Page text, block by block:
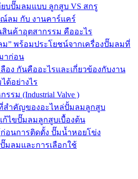
ยบปั๊มลมแบบ ลูกสูบ VS สกรู
ลม กับ งานคาร์แคร์
สินค้าอุตสากรรม คืออะไร
ม” พร้อมประโยชน์จากเครื่องปั๊มลมที่
าก่อน
อง กันคืออะไรและเกี่ยวข้องกับงาน
ด้อย่างไร
รม (Industrial Valve )
สำคัญของอะไหล่ปั้มลมลูกสูบ
ก้ไขปั๊มลมลูกสูบเบื้องต้น
อนการติดตั้ง ปั๊มน้ำหอยโข่ง
มลมและการเลือกใช้